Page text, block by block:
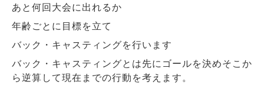
あと何回大会に出れるか
年齢ごとに目標を立て
バック・キャスティングを行います
バック・キャスティングとは先にゴールを決めそこか
ら逆算して現在までの行動を考えます。